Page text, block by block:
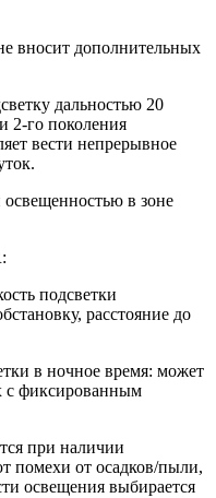
вносит дополнительных
дальностью 20
2-го поколения
вести непрерывное
в зоне
подсветки
расстояние до
в ночное время: может
с фиксированным
при наличии
помехи от осадков/пыли,
освещения выбирается